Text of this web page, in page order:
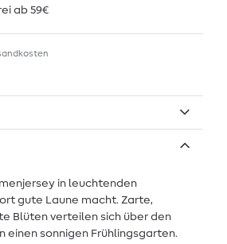
ab 59€
in leuchtenden
gute Laune macht. Zarte,
Blüten verteilen sich über den
einen sonnigen Frühlingsgarten.